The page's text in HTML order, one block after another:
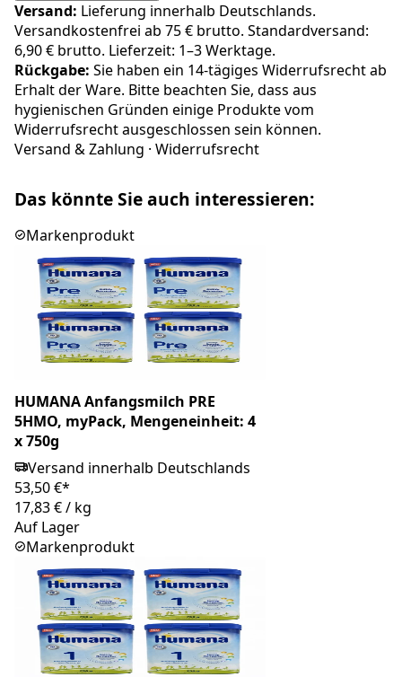
Versand: Lieferung innerhalb Deutschlands.
Versandkostenfrei ab 75 € brutto. Standardversand:
6,90 € brutto. Lieferzeit: 1–3 Werktage.
Rückgabe: Sie haben ein 14-tägiges Widerrufsrecht ab
Erhalt der Ware. Bitte beachten Sie, dass aus
hygienischen Gründen einige Produkte vom
Widerrufsrecht ausgeschlossen sein können.
Versand & Zahlung · Widerrufsrecht
Das könnte Sie auch interessieren:
Markenprodukt
HUMANA Anfangsmilch PRE
5HMO, myPack, Mengeneinheit: 4
x 750g
Versand innerhalb Deutschlands
53,50 €*
17,83 €/ kg
Auf Lager
Markenprodukt